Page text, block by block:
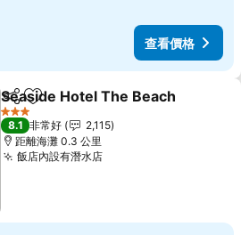
查看價格
分享 加入我的最愛
Seaside Hotel The Beach
3 星級
8.1 非常好
2,115
距離海灘 0.3 公里
飯店內設有潛水店